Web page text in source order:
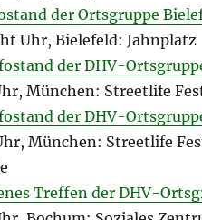
der Ortsgruppe
ht Uhr, Bielefeld: Jahnplatz
der DHV-
München: Streetlife
der DHV-
München: Streetlife
Treffen der DHV-